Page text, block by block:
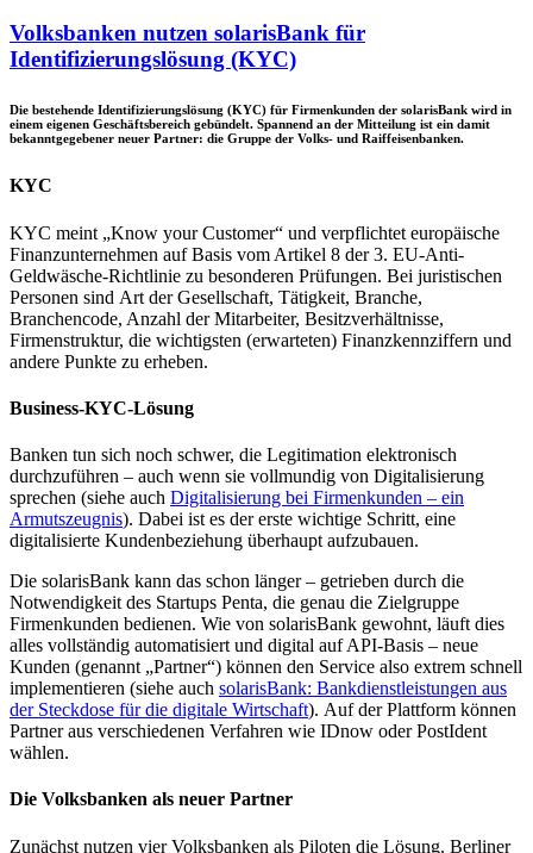
Volksbanken nutzen solarisBank für
Identifizierungslösung (KYC)
Die bestehende Identifizierungslösung (KYC) für Firmenkunden der solarisBank wird in
einem eigenen Geschäftsbereich gebündelt. Spannend an der Mitteilung ist ein damit
bekanntgegebener neuer Partner: die Gruppe der Volks- und Raiffeisenbanken.
KYC
KYC meint „Know your Customer“ und verpflichtet europäische
Finanzunternehmen auf Basis vom Artikel 8 der 3. EU-Anti-
Geldwäsche-Richtlinie zu besonderen Prüfungen. Bei juristischen
Personen sind Art der Gesellschaft, Tätigkeit, Branche,
Branchencode, Anzahl der Mitarbeiter, Besitzverhältnisse,
Firmenstruktur, die wichtigsten (erwarteten) Finanzkennziffern und
andere Punkte zu erheben.
Business-KYC-Lösung
Banken tun sich noch schwer, die Legitimation elektronisch
durchzuführen – auch wenn sie vollmundig von Digitalisierung
sprechen (siehe auch Digitalisierung bei Firmenkunden – ein
Armutszeugnis). Dabei ist es der erste wichtige Schritt, eine
digitalisierte Kundenbeziehung überhaupt aufzubauen.
Die solarisBank kann das schon länger – getrieben durch die
Notwendigkeit des Startups Penta, die genau die Zielgruppe
Firmenkunden bedienen. Wie von solarisBank gewohnt, läuft dies
alles vollständig automatisiert und digital auf API-Basis – neue
Kunden (genannt „Partner“) können den Service also extrem schnell
implementieren (siehe auch solarisBank: Bankdienstleistungen aus
der Steckdose für die digitale Wirtschaft). Auf der Plattform können
Partner aus verschiedenen Verfahren wie IDnow oder PostIdent
wählen.
Die Volksbanken als neuer Partner
Zunächst nutzen vier Volksbanken als Piloten die Lösung. Berliner